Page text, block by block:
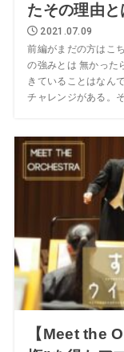
たその理由と
2021.07.09
前編がまだの方はこ
の強みとは 無かった
きていることはなん
チャレンジがある。
【Meet the